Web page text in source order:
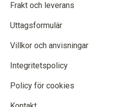
Frakt och leverans
Uttagsformulär
Villkor och anvisningar
Integritetspolicy
Policy för cookies